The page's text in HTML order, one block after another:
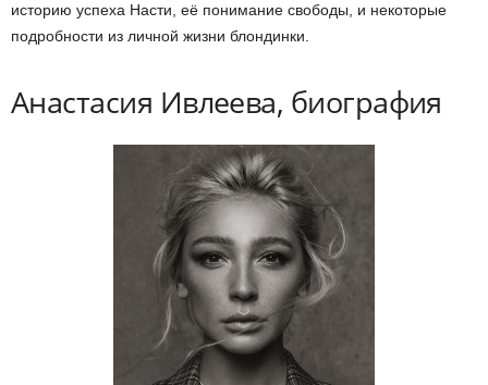
историю успеха Насти, её понимание свободы, и некоторые
подробности из личной жизни блондинки.
Анастасия Ивлеева, биография